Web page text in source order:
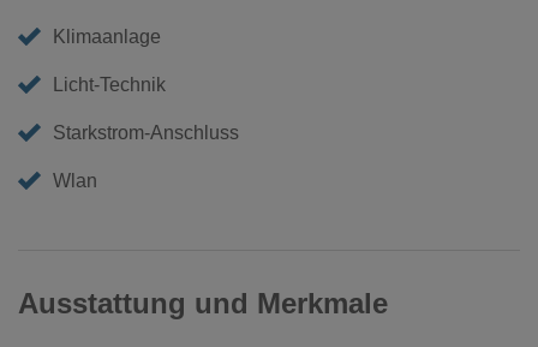
Klimaanlage
Licht-Technik
Starkstrom-Anschluss
Wlan
Ausstattung und Merkmale